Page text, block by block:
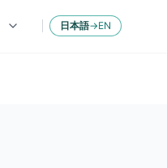
日本語→EN